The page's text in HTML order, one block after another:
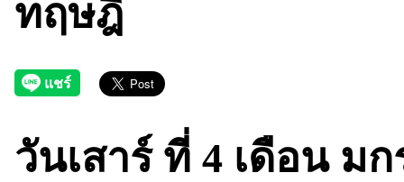
ทฤษฎี
วันเสาร์ ที่ 4 เดือน ม